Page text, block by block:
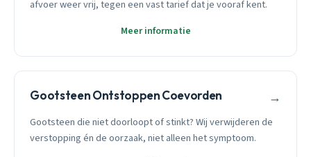
afvoer weer vrij, tegen een vast tarief dat je vooraf kent.
Meer informatie
Gootsteen Ontstoppen Coevorden →
Gootsteen die niet doorloopt of stinkt? Wij verwijderen de
verstopping én de oorzaak, niet alleen het symptoom.